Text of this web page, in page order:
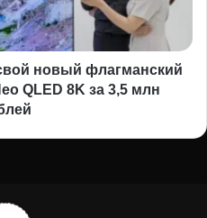
новый флагманский
QLED 8K за 3,5 млн